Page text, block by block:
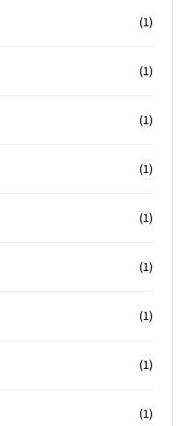
(1)
(1)
(1)
(1)
(1)
(1)
(1)
(1)
(1)